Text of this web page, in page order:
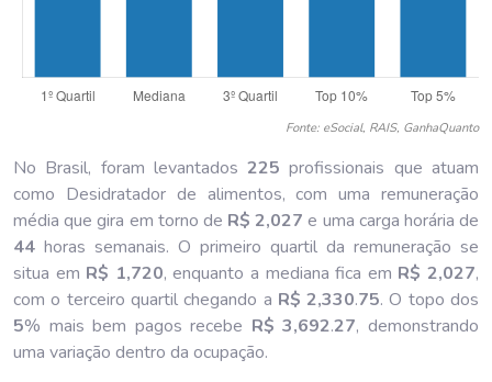
Fonte: eSocial, RAIS, GanhaQuanto
No Brasil, foram levantados225 profissionais que atuam
como Desidratador de alimentos, com uma remuneração
média que gira em torno de R$ 2,027 e uma carga horária de
44 horas semanais. O primeiro quartil da remuneração se
situa em R$ 1,720, enquanto a mediana fica em R$ 2,027,
com o terceiro quartil chegando a R$ 2,330.75. O topo dos
5% mais bem pagos recebe R$ 3,692.27, demonstrando
uma variação dentro da ocupação.